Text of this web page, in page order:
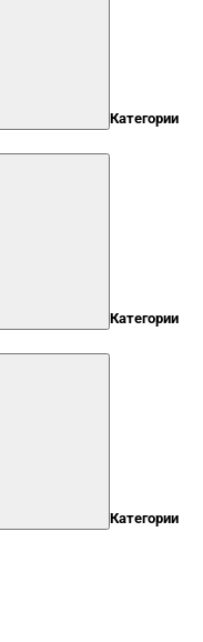
Категории
Категории
Категории